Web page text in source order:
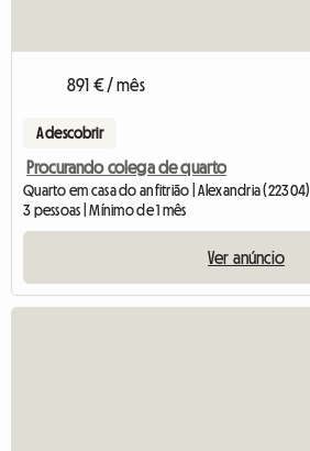
891 € / mês
A descobrir
Procurando colega de quarto
Quarto em casa do anfitrião | Alexandria (22304)
3 pessoas | Mínimo de 1 mês
Ver anúncio